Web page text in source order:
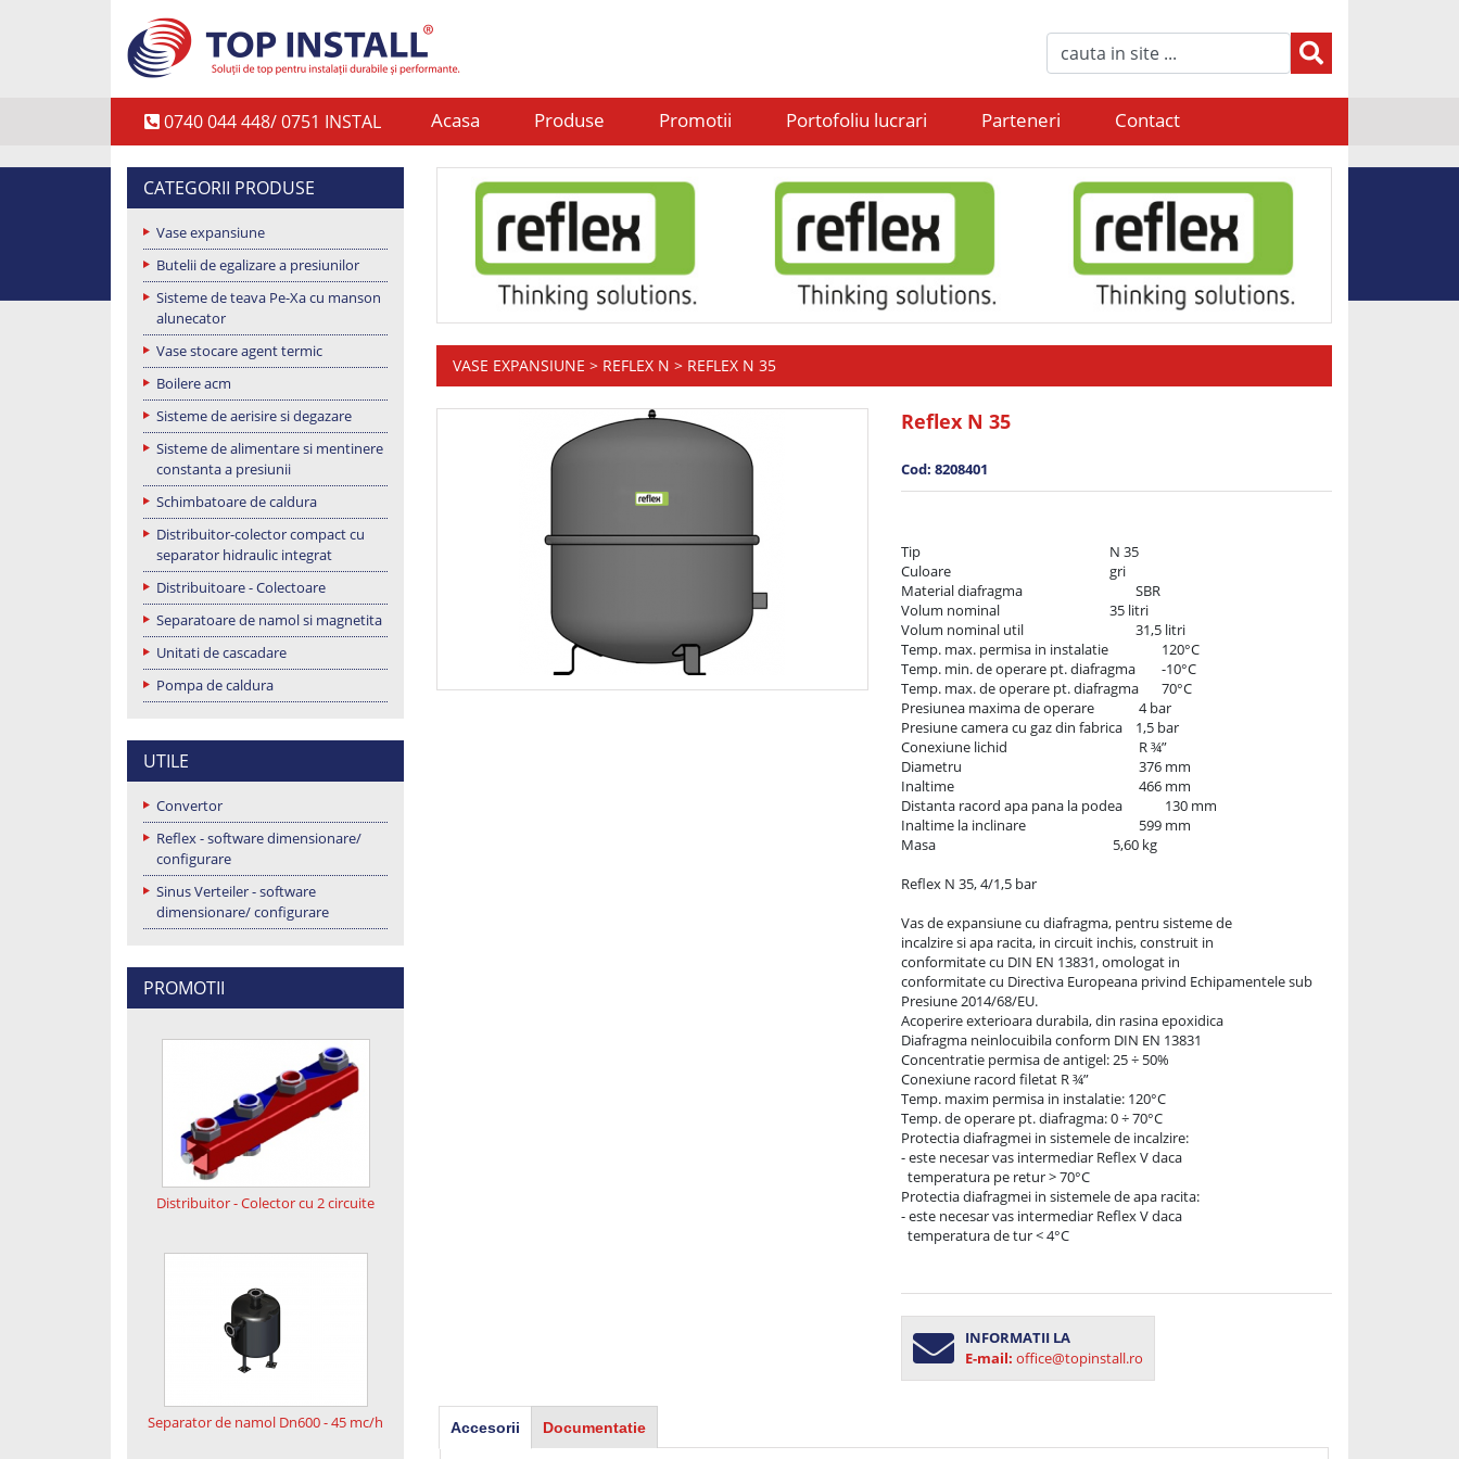
0740 044 448/ 0751 INSTAL Acasa Produse Promotii Portofoliu lucrari Parteneri Contact
CATEGORII PRODUSE
Vase expansiune
Butelii de egalizare a presiunilor
Sisteme de teava Pe-Xa cu manson
alunecator
Vase stocare agent termic
Boilere acm
Sisteme de aerisire si degazare
Sisteme de alimentare si mentinere
constanta a presiunii
Schimbatoare de caldura
Distribuitor-colector compact cu
separator hidraulic integrat
Distribuitoare - Colectoare
Separatoare de namol si magnetita
Unitati de cascadare
Pompa de caldura
UTILE
Convertor
Reflex - software dimensionare/
configurare
Sinus Verteiler - software
dimensionare/ configurare
PROMOTII
Distribuitor - Colector cu 2 circuite
Separator de namol Dn600 - 45 mc/h
VASE EXPANSIUNE > REFLEX N > REFLEX N 35
Reflex N 35
Cod: 8208401
Tip	                                                        N 35
Culoare	                                                gri
Material diafragma	                                SBR
Volum nominal	                                35 litri
Volum nominal util	                                31,5 litri
Temp. max. permisa in instalatie	        120°C
Temp. min. de operare pt. diafragma	-10°C
Temp. max. de operare pt. diafragma	70°C
Presiunea maxima de operare	         4 bar
Presiune camera cu gaz din fabrica	1,5 bar
Conexiune lichid	                                 R ¾”
Diametru	                                                 376 mm
Inaltime	                                                 466 mm
Distanta racord apa pana la podea	         130 mm
Inaltime la inclinare	                                 599 mm
Masa	                                                 5,60 kg
Reflex N 35, 4/1,5 bar
Vas de expansiune cu diafragma, pentru sisteme de
incalzire si apa racita, in circuit inchis, construit in
conformitate cu DIN EN 13831, omologat in
conformitate cu Directiva Europeana privind Echipamentele sub
Presiune 2014/68/EU.
Acoperire exterioara durabila, din rasina epoxidica
Diafragma neinlocuibila conform DIN EN 13831
Concentratie permisa de antigel: 25 ÷ 50%
Conexiune racord filetat R ¾”
Temp. maxim permisa in instalatie: 120°C
Temp. de operare pt. diafragma: 0 ÷ 70°C
Protectia diafragmei in sistemele de incalzire:
- este necesar vas intermediar Reflex V daca
Protectia diafragmei in sistemele de apa racita:
- este necesar vas intermediar Reflex V daca
INFORMATII LA
E-mail: office@topinstall.ro
Accesorii Documentatie